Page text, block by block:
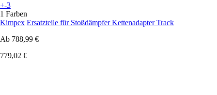
+-3
1 Farben
Kimpex Ersatzteile für Stoßdämpfer Kettenadapter Track
Ab 788,99 €
779,02 €